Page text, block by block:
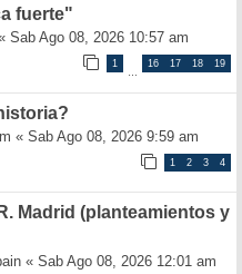
fuerte"
Sab Ago 08, 2026 10:57 am
1
…
16 17 18 19
« Sab Ago 08, 2026 9:59 am
1 2 3 4
Madrid (planteamientos y
« Sab Ago 08, 2026 12:01 am